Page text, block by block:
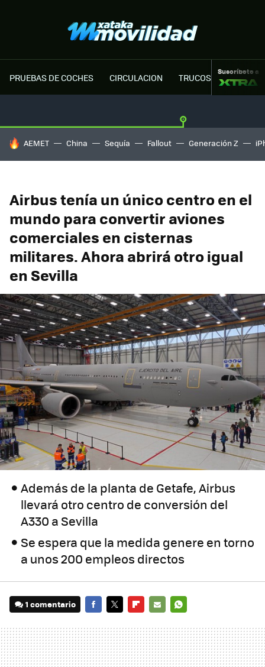
PRUEBAS DE COCHES CIRCULACION TRUCOS MOTOR
Suscríbete a
HOY SE HABLA DE
AEMET China Sequía Fallout Generación Z
Airbus tenía un único centro en el
mundo para convertir aviones
comerciales en cisternas
militares. Ahora abrirá otro igual
en Sevilla
Además de la planta de Getafe, Airbus
llevará otro centro de conversión del
A330 a Sevilla
Se espera que la medida genere en torno
a unos 200 empleos directos
1 comentario
MAIL